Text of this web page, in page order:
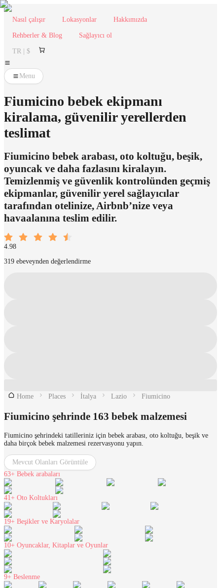
Nasıl çalışır Lokasyonlar Hakkımızda
Rehberler & Blog Sağlayıcı ol
TR | $
Menu
Fiumicino bebek ekipmanı
kiralama, güvenilir yerellerden
teslimat
Fiumicino bebek arabası, oto koltuğu, beşik,
oyuncak ve daha fazlasını kiralayın.
Temizlenmiş ve güvenlik kontrolünden geçmiş
ekipmanlar, güvenilir yerel sağlayıcılar
tarafından otelinize, Airbnb’nize veya
havaalanına teslim edilir.
4.98
319 ebeveynden değerlendirme
Home Places İtalya Lazio Fiumicino
Fiumicino şehrinde 163 bebek malzemesi
Fiumicino şehrindeki tatilleriniz için bebek arabası, oto koltuğu, beşik ve
daha birçok bebek malzemesi rezervasyonu yapın.
Mevcut Olanları Görüntüle
63+ Bebek arabaları
41+ Oto Koltukları
19+ Beşikler ve Karyolalar
10+ Oyuncaklar, Kitaplar ve Oyunlar
9+ Beslenme